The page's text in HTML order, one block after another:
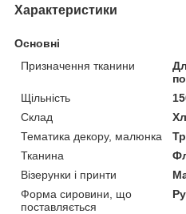
Характеристики
Основні
Призначення тканини
Щільність
Склад
Тематика декору, малюнка
Тканина
Візерунки і принти
Форма сировини, що
поставляється